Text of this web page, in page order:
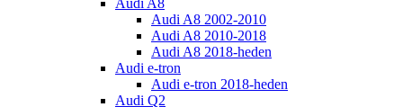
Audi A8
Audi A8 2002-2010
Audi A8 2010-2018
Audi A8 2018-heden
Audi e-tron
Audi e-tron 2018-heden
Audi Q2